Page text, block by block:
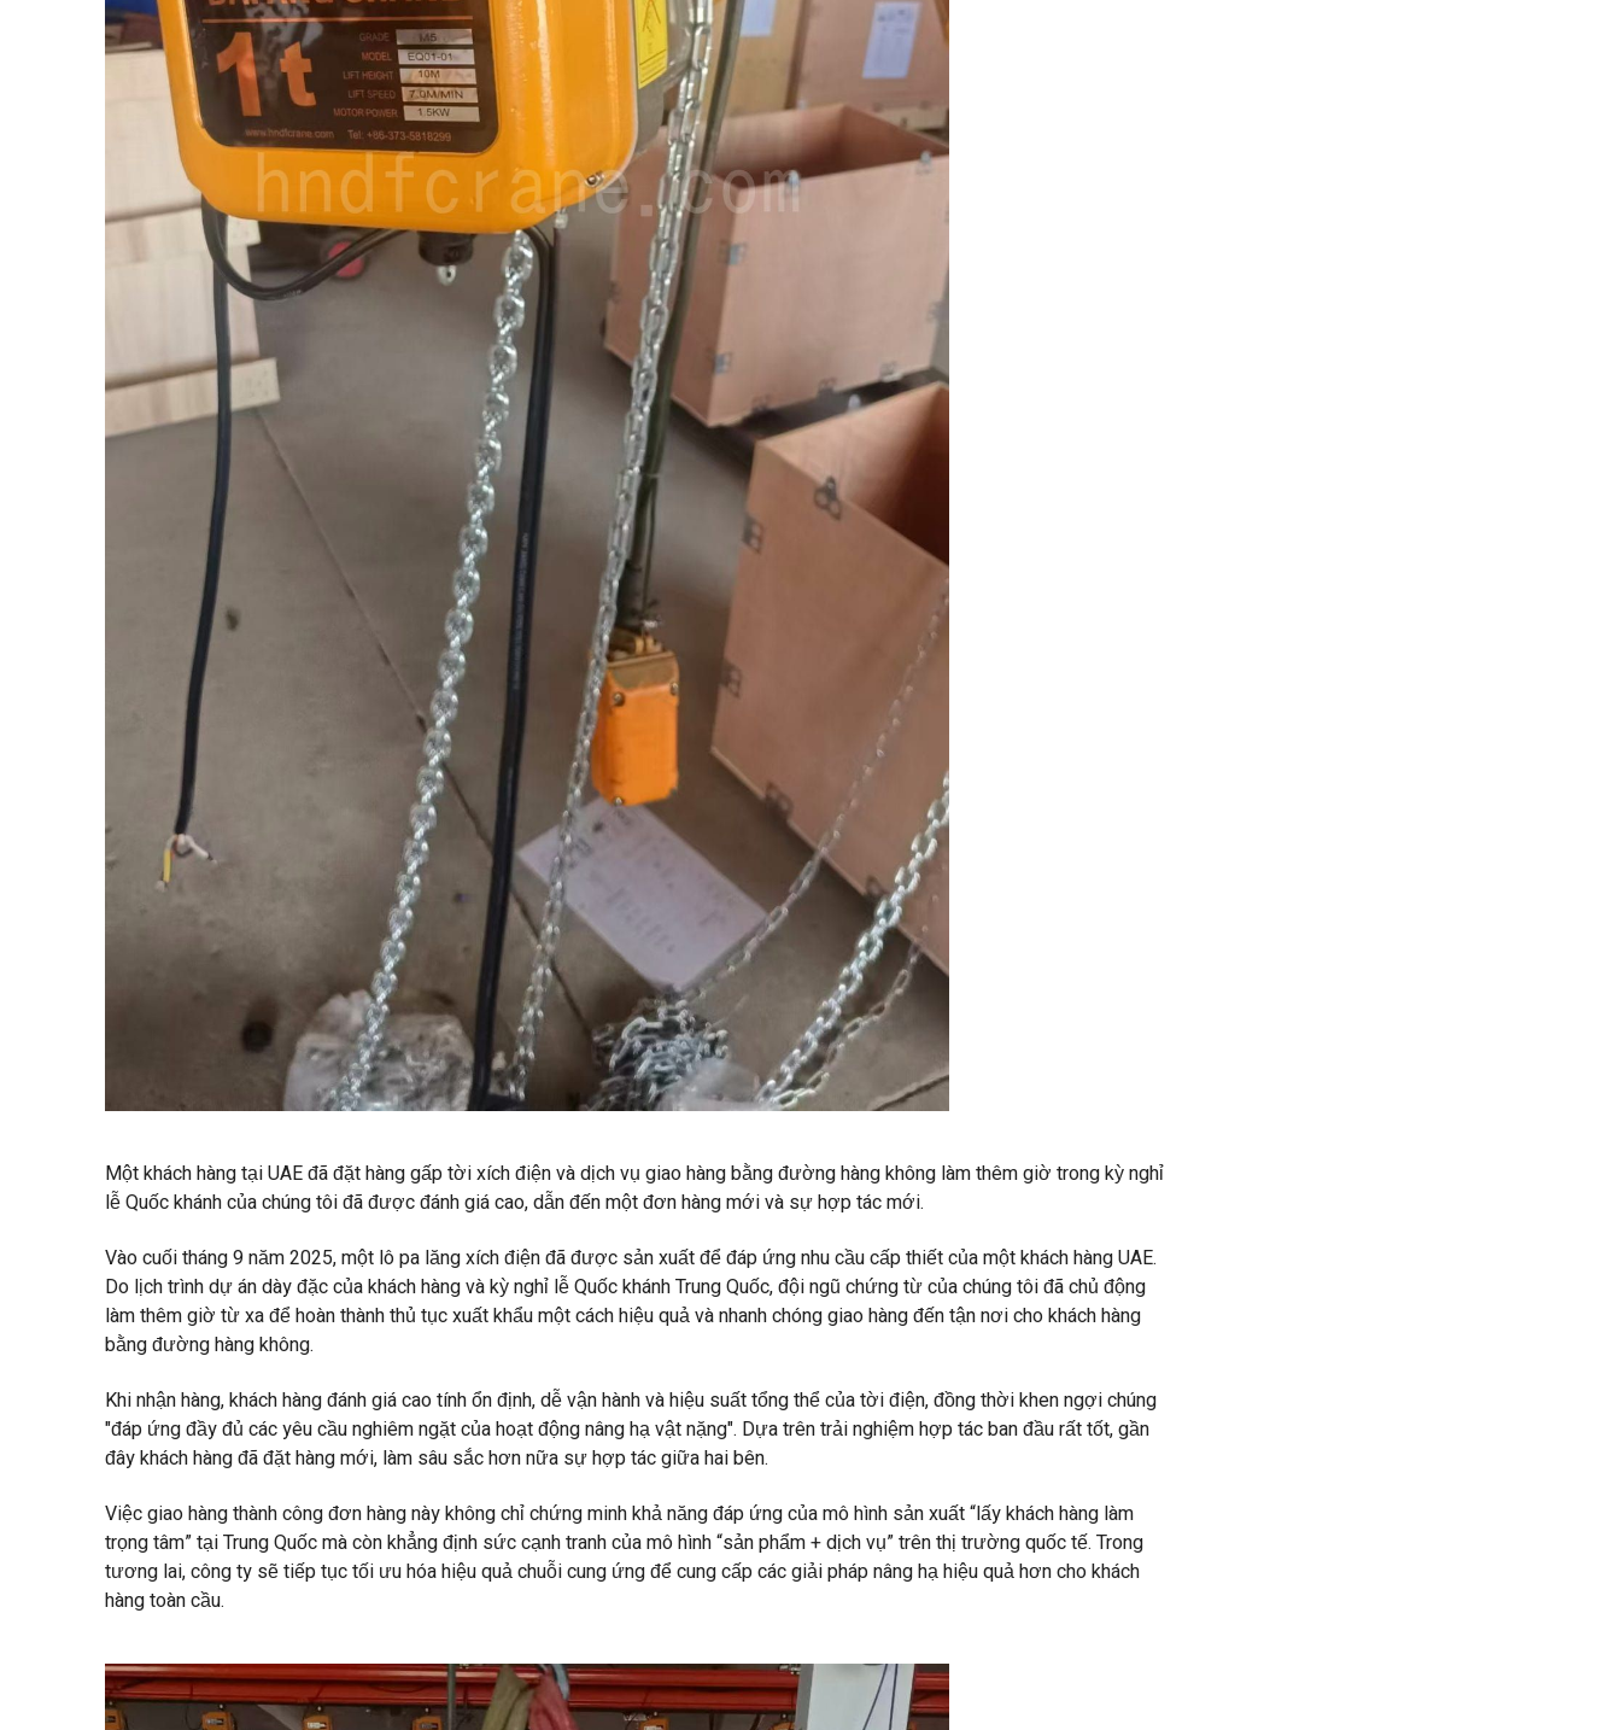
Một khách hàng tại UAE đã đặt hàng gấp tời xích điện và dịch vụ giao hàng bằng đường hàng không làm thêm giờ trong kỳ nghỉ
lễ Quốc khánh của chúng tôi đã được đánh giá cao, dẫn đến một đơn hàng mới và sự hợp tác mới.
Vào cuối tháng 9 năm 2025, một lô pa lăng xích điện đã được sản xuất để đáp ứng nhu cầu cấp thiết của một khách hàng UAE.
Do lịch trình dự án dày đặc của khách hàng và kỳ nghỉ lễ Quốc khánh Trung Quốc, đội ngũ chứng từ của chúng tôi đã chủ động
làm thêm giờ từ xa để hoàn thành thủ tục xuất khẩu một cách hiệu quả và nhanh chóng giao hàng đến tận nơi cho khách hàng
bằng đường hàng không.
Khi nhận hàng, khách hàng đánh giá cao tính ổn định, dễ vận hành và hiệu suất tổng thể của tời điện, đồng thời khen ngợi chúng
"đáp ứng đầy đủ các yêu cầu nghiêm ngặt của hoạt động nâng hạ vật nặng". Dựa trên trải nghiệm hợp tác ban đầu rất tốt, gần
đây khách hàng đã đặt hàng mới, làm sâu sắc hơn nữa sự hợp tác giữa hai bên.
Việc giao hàng thành công đơn hàng này không chỉ chứng minh khả năng đáp ứng của mô hình sản xuất “lấy khách hàng làm
trọng tâm” tại Trung Quốc mà còn khẳng định sức cạnh tranh của mô hình “sản phẩm + dịch vụ” trên thị trường quốc tế. Trong
tương lai, công ty sẽ tiếp tục tối ưu hóa hiệu quả chuỗi cung ứng để cung cấp các giải pháp nâng hạ hiệu quả hơn cho khách
hàng toàn cầu.